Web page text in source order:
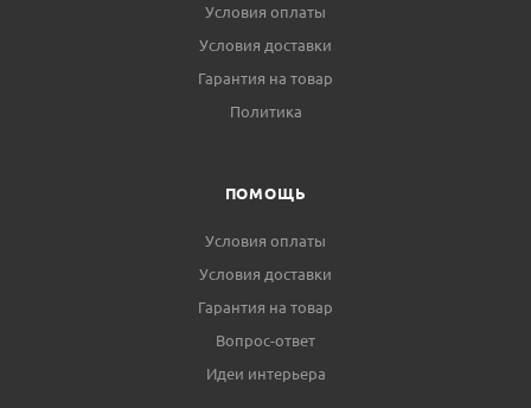
Условия оплаты
Условия доставки
Гарантия на товар
Политика
ПОМОЩЬ
Условия оплаты
Условия доставки
Гарантия на товар
Вопрос-ответ
Идеи интерьера